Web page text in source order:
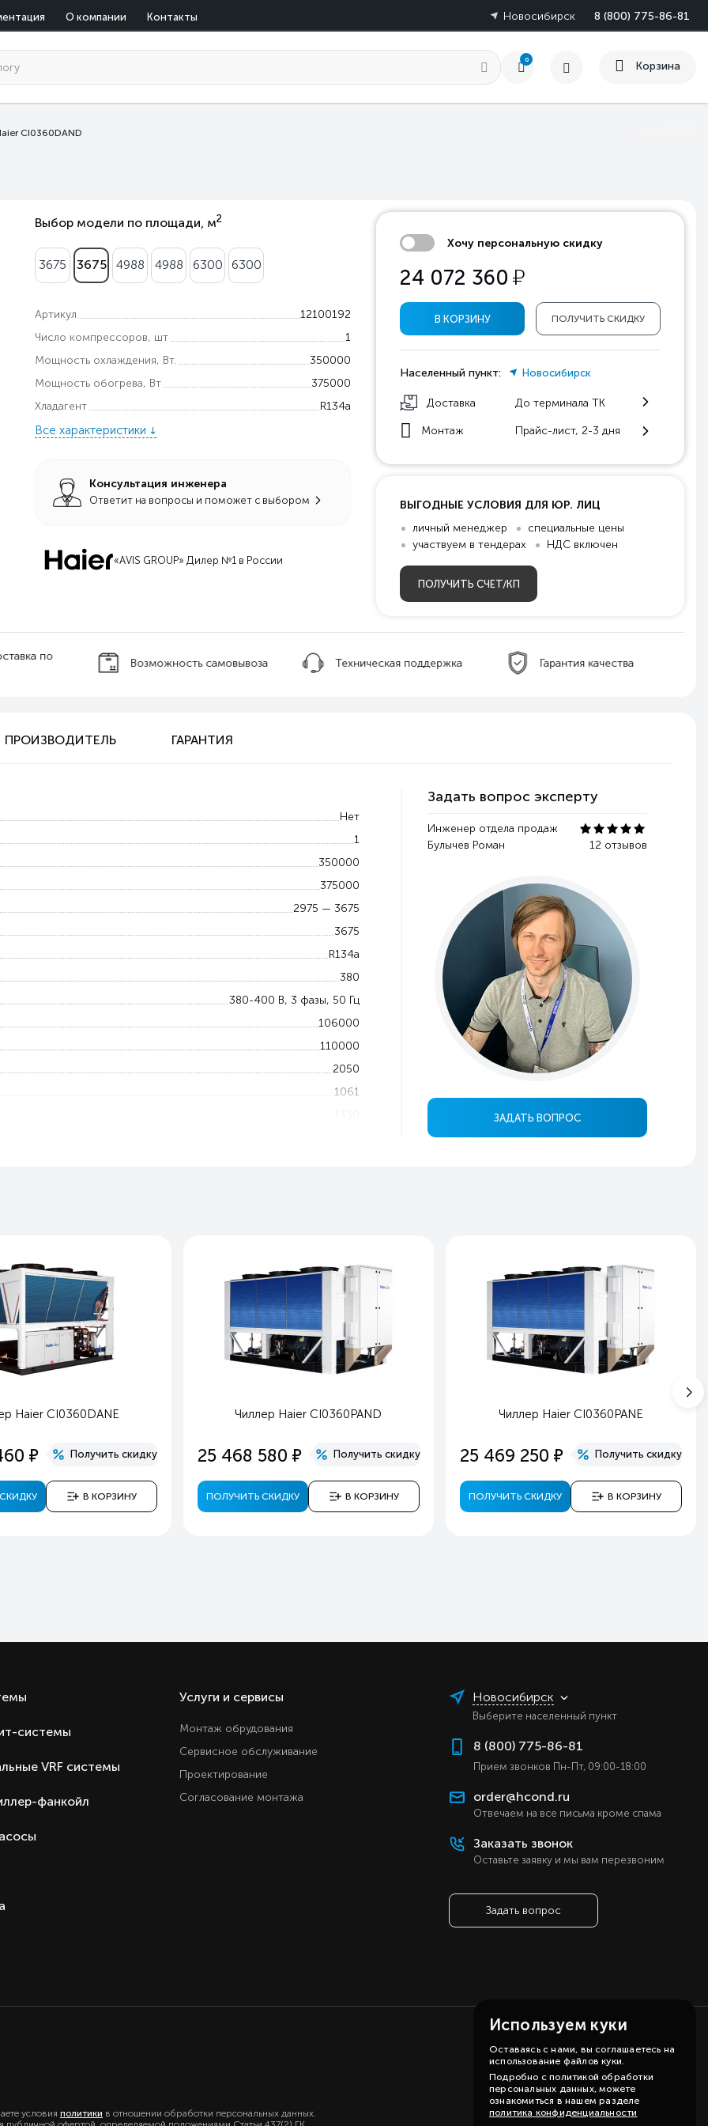
О компании Контакты 8 (800) 775-86-81
Новосибирск
0
Корзина
CI0360DAND
Выбор модели по площади, м2
3675 3675 4988 4988 6300 6300
Артикул
12100192
Число компрессоров, шт
1
Мощность охлаждения, Вт.
350000
Мощность обогрева, Вт
375000
Хладагент
R134a
Все характеристики
Консультация инженера
Ответит на вопросы и поможет с выбором
«AVIS GROUP» Дилер №1 в России
Хочу персональную скидку
24 072 360 у
ПОЛУЧИТЬ СКИДКУ
В КОРЗИНУ
Населенный пункт: Новосибирск
Доставка До терминала ТК
Монтаж Прайс-лист, 2-3 дня
ВЫГОДНЫЕ УСЛОВИЯ ДЛЯ ЮР. ЛИЦ
личный менеджер
специальные цены
участвуем в тендерах
НДС включен
ПОЛУЧИТЬ СЧЕТ/КП
по
Возможность самовывоза Техническая поддержка Гарантия качества
ПРОИЗВОДИТЕЛЬ ГАРАНТИЯ
Задать вопрос эксперту
Инженер отдела продаж
Булычев Роман
12 отзывов
ЗАДАТЬ ВОПРОС
Нет
1
350000
375000
2975 — 3675
3675
R134a
380
380-400 В, 3 фазы, 50 Гц
106000
110000
2050
1061
Китай
Haier CI0360DANE
е Получить скидку
В КОРЗИНУ
Чиллер Haier CI0360PAND
25 468 580 е Получить скидку
ПОЛУЧИТЬ СКИДКУ В КОРЗИНУ
Чиллер Haier CI0360PANE
25 469 250 е Получить скидку
ПОЛУЧИТЬ СКИДКУ В КОРЗИНУ
системы
VRF системы
фанкойл
Услуги и сервисы
Монтаж обрудования
Сервисное обслуживание
Проектирование
Согласование монтажа
Новосибирск
Выберите населенный пункт
8 (800) 775-86-81
Прием звонков Пн-Пт, 09:00-18:00
order@hcond.ru
Отвечаем на все письма кроме спама
Заказать звонок
Оставьте заявку и мы вам перезвоним
Задать вопрос
условия политики в отношении обработки персональных данных.
Используем куки
Оставаясь с нами, вы соглашаетесь на
использование файлов куки.
Подробно с политикой обработки
персональных данных, можете
ознакомиться в нашем разделе
политика конфиденциальности